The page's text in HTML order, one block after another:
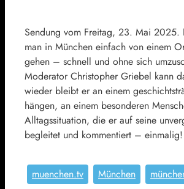
Sendung vom Freitag, 23. Mai 2025.
man in München einfach von einem
gehen – schnell und ohne sich
Moderator Christopher Griebel kann
wieder bleibt er an einem
hängen, an einem besonderen
Alltagssituation, die er auf seine
begleitet und kommentiert – einmalig!
muenchen.tv München